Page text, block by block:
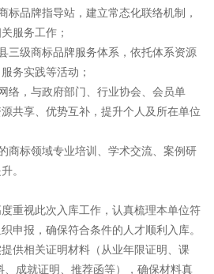
标品牌指导站，建立常态化联络机制，
服务工作；
级商标品牌服务体系，依托体系资源
务实践等活动；
络，与政府部门、行业协会、会员单
共享、优势互补，提升个人及所在单位
商标领域专业培训、学术交流、案例研
。
度重视此次入库工作，认真梳理本单位符
申报，确保符合条件的人才顺利入库。
提供相关证明材料（从业年限证明、课
成就证明、推荐函等），确保材料真